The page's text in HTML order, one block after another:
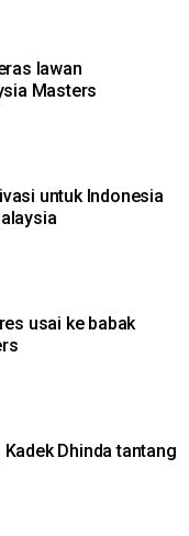
lawan
Masters
untuk Indonesia
usai ke babak
Dhinda tantang